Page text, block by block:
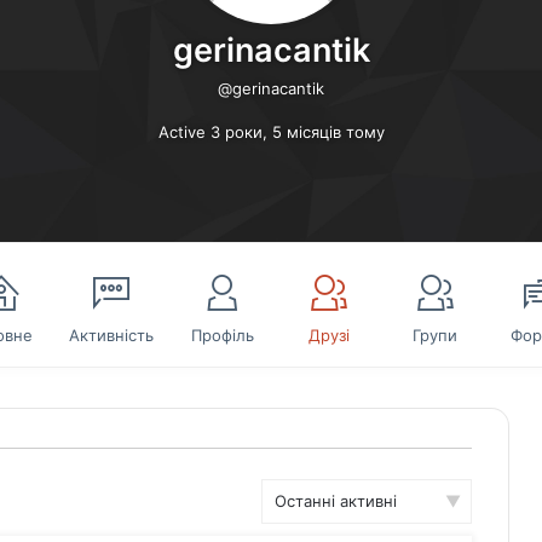
gerinacantik
@gerinacantik
Active 3 роки, 5 місяців тому
Активність Профіль Друзі Групи